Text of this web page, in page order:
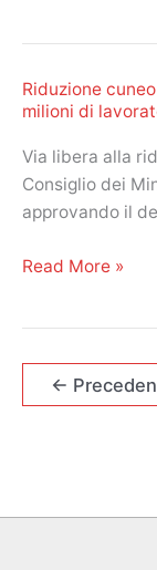
a
Phoebe!
si
aggrava!
Riduzione
milioni di
Via libera alla
Consiglio dei
approvando il
Riduzione
soldi
in
milioni
Read More »
←